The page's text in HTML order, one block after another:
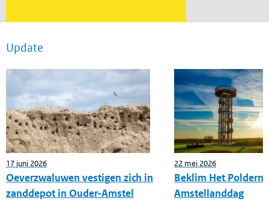
Update
17 juni 2026
Oeverzwaluwen vestigen zich in
zanddepot in Ouder-Amstel
22 mei 2026
Beklim Het
Amstellanddag